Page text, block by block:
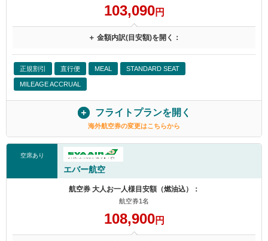
103,090円
＋ 金額内訳(目安額)を開く：
正規割引 直行便 MEAL STANDARD SEAT
MILEAGE ACCRUAL
フライトプランを開く
海外航空券の変更はこちらから
空席あり
エバー航空
航空券 大人お一人様目安額（燃油込）：
航空券1名
108,900円